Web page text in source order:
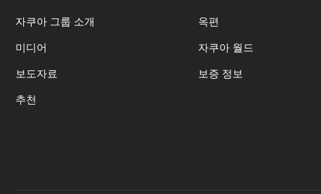
자쿠아 그룹 소개
미디어
보도자료
추천
옥편
자쿠아 월드
보증 정보